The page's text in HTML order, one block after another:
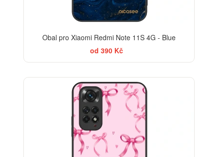
Obal pro Xiaomi Redmi Note 11S 4G - Blue
od 390 Kč